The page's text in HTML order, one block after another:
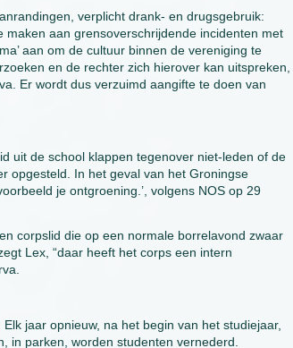
verplicht drank- en drugsgebruik:
maken aan grensoverschrijdende incidenten met
aan om de cultuur binnen de vereniging te
en de rechter zich hierover kan uitspreken,
Er wordt dus verzuimd aangifte te doen van
uit de school klappen tegenover niet-leden of de
opgesteld. In het geval van het Groningse
je ontgroening.’, volgens NOS op 29
corpslid die op een normale borrelavond zwaar
Lex, “daar heeft het corps een intern
jaar opnieuw, na het begin van het studiejaar,
in parken, worden studenten vernederd.